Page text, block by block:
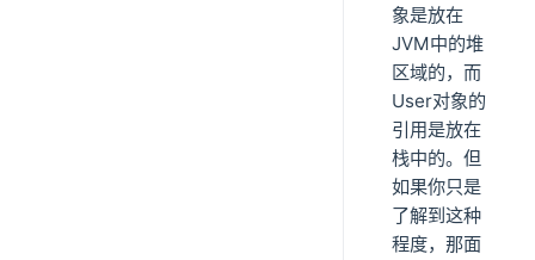
象是放在
JVM中的堆
区域的，而
User对象的
引用是放在
栈中的。但
如果你只是
了解到这种
程度，那面